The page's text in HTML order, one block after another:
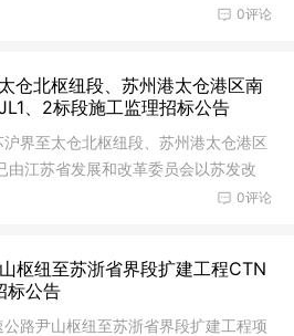
0评论
仓北枢纽段、苏州港太仓港区南
、2标段施工监理招标公告
界至太仓北枢纽段、苏州港太仓港区
由江苏省发展和改革委员会以苏发改
0评论
枢纽至苏浙省界段扩建工程CTN
标公告
路尹山枢纽至苏浙省界段扩建工程项